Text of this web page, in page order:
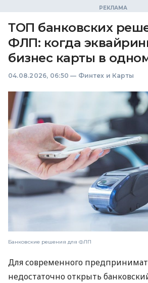
ТОП банковских
ФЛП: когда
бизнес карты в
04.08.2026, 06:50 — Финтех и Карты
Банковские решения для ФЛП
Для современного
недостаточно открыть